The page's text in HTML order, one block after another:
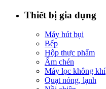
Thiết bị gia dụng
Máy hút bụi
Bếp
Hộp thực phẩm
Ấm chén
Máy lọc không khí
Quạt nóng, lạnh